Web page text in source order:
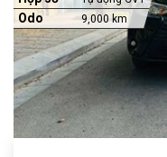
Odo 9,000 km